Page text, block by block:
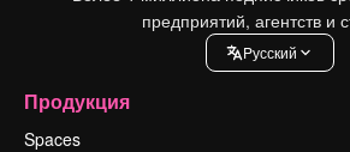
предприятий, агентств и
Pусский
Продукция
Spaces